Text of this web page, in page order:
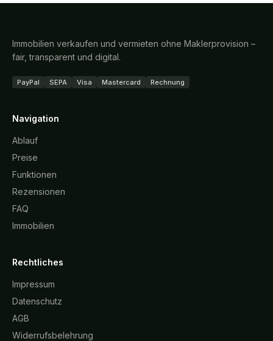
Immobilien verkaufen und vermieten ohne Maklerprovision –
fair, transparent und digital.
PayPal SEPA Visa Mastercard Rechnung
Navigation
Ablauf
Preise
Funktionen
Rezensionen
FAQ
Immobilien
Rechtliches
Impressum
Datenschutz
AGB
Widerrufsbelehrung